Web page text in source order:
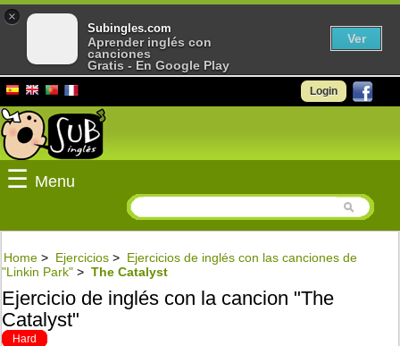
Login
☰ Menu
Home > Ejercicios > Ejercicios de inglés con las canciones de
"Linkin Park" > The Catalyst
Ejercicio de inglés con la cancion "The
Catalyst"
Hard
×
Subingles.com
Aprender inglés con
canciones
Gratis - En Google Play
Ver